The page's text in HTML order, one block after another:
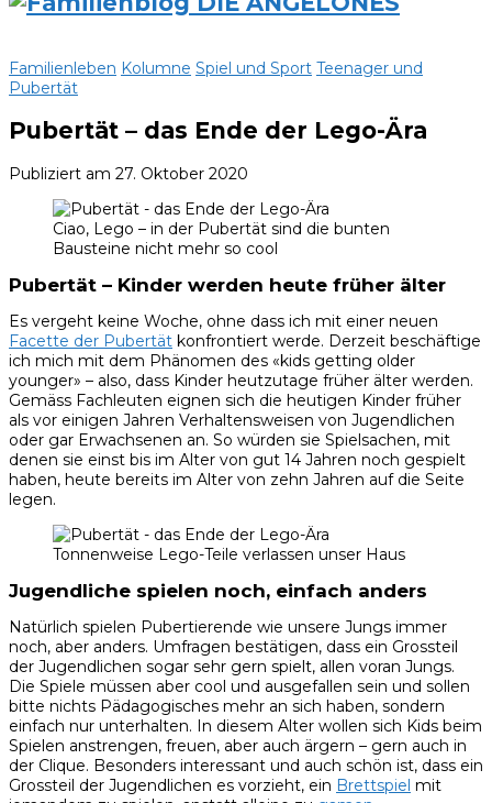
Familienleben Kolumne Spiel und Sport Teenager und
Pubertät
Pubertät – das Ende der Lego-Ära
Publiziert am 27. Oktober 2020
Ciao, Lego – in der Pubertät sind die bunten
Bausteine nicht mehr so cool
Pubertät – Kinder werden heute früher älter
Es vergeht keine Woche, ohne dass ich mit einer neuen
Facette der Pubertät konfrontiert werde. Derzeit beschäftige
ich mich mit dem Phänomen des «kids getting older
younger» – also, dass Kinder heutzutage früher älter werden.
Gemäss Fachleuten eignen sich die heutigen Kinder früher
als vor einigen Jahren Verhaltensweisen von Jugendlichen
oder gar Erwachsenen an. So würden sie Spielsachen, mit
denen sie einst bis im Alter von gut 14 Jahren noch gespielt
haben, heute bereits im Alter von zehn Jahren auf die Seite
legen.
Tonnenweise Lego-Teile verlassen unser Haus
Jugendliche spielen noch, einfach anders
Natürlich spielen Pubertierende wie unsere Jungs immer
noch, aber anders. Umfragen bestätigen, dass ein Grossteil
der Jugendlichen sogar sehr gern spielt, allen voran Jungs.
Die Spiele müssen aber cool und ausgefallen sein und sollen
bitte nichts Pädagogisches mehr an sich haben, sondern
einfach nur unterhalten. In diesem Alter wollen sich Kids beim
Spielen anstrengen, freuen, aber auch ärgern – gern auch in
der Clique. Besonders interessant und auch schön ist, dass ein
Grossteil der Jugendlichen es vorzieht, ein Brettspiel mit